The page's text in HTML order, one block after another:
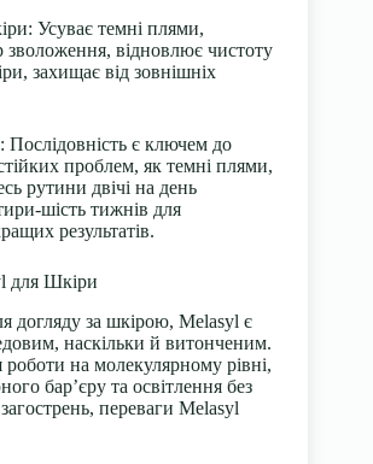
: Усуває темні плями,
зволоження, відновлює чистоту
захищає від зовнішніх
: Послідовність є ключем до
проблем, як темні плями,
рутини двічі на день
шість тижнів для
результатів.
для Шкіри
догляду за шкірою, Melasyl є
наскільки й витонченим.
на молекулярному рівні,
бар’єру та освітлення без
переваги Melasyl